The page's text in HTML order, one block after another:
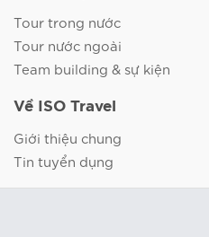
Tour trong nước
Tour nước ngoài
Team building & sự kiện
Về ISO Travel
Giới thiệu chung
Tin tuyển dụng